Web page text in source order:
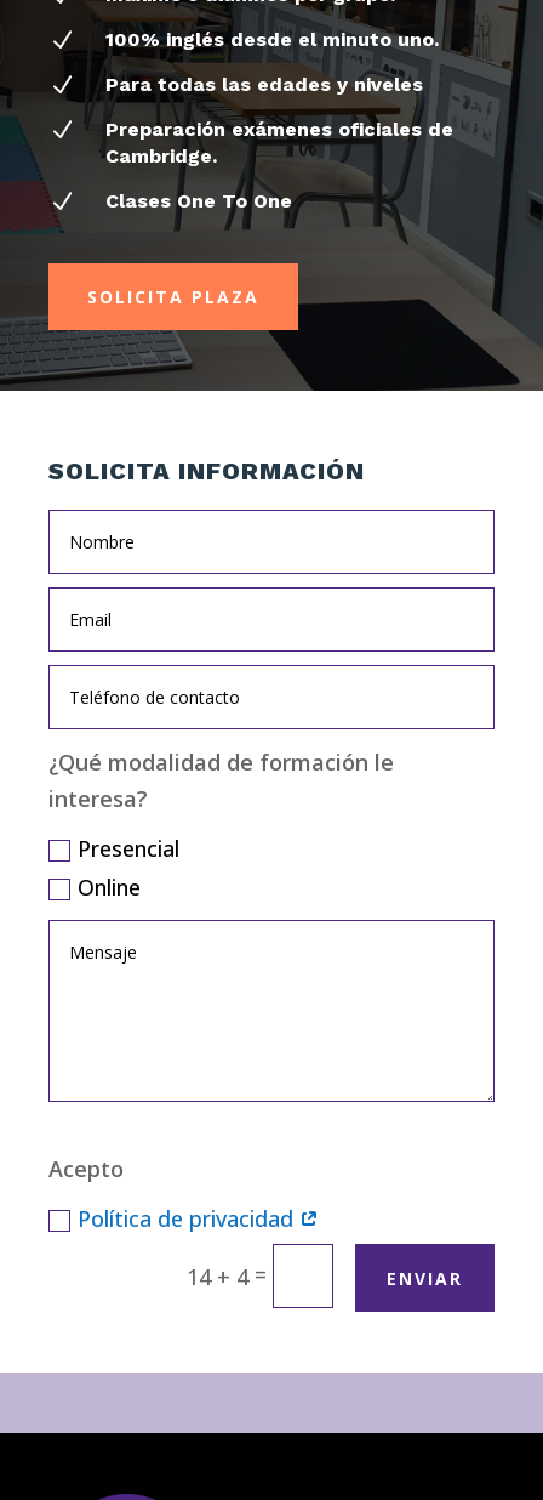
N 100% inglés desde el minuto uno.
N Para todas las edades y niveles
N
Preparación exámenes oficiales de
Cambridge.
N Clases One To One
SOLICITA PLAZA
SOLICITA INFORMACIÓN
¿Qué modalidad de formación le
interesa?
Presencial
Online
Acepto
Política de privacidad
14 + 4= ENVIAR